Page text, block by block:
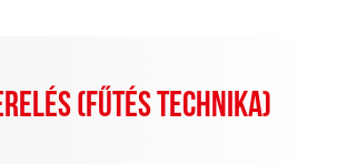
(FŰTÉS TECHNIKA)